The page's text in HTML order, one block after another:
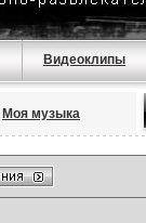
Видеоклипы
Моя музыка